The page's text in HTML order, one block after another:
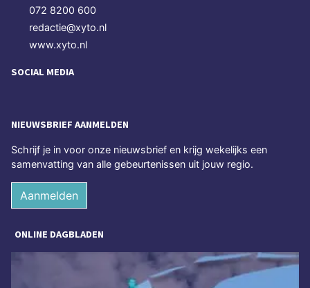
072 8200 600
redactie@xyto.nl
www.xyto.nl
SOCIAL MEDIA
NIEUWSBRIEF AANMELDEN
Schrijf je in voor onze nieuwsbrief en krijg wekelijks een
samenvatting van alle gebeurtenissen uit jouw regio.
Aanmelden
ONLINE DAGBLADEN